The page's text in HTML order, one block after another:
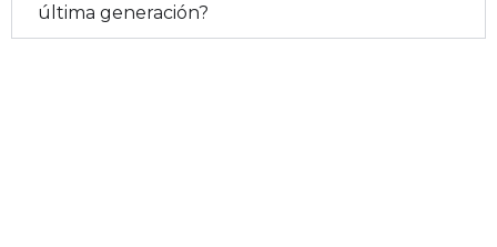
última generación?